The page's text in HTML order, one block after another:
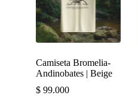
Camiseta Bromelia-
Andinobates | Beige
$ 99.000